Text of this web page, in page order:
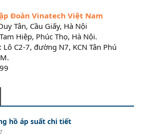
Đoàn Vinatech Việt Nam
Tân, Cầu Giấy, Hà Nội
Hiệp, Phúc Thọ, Hà Nội.
C2-7, đường N7, KCN Tân Phú
hồ áp suất chi tiết